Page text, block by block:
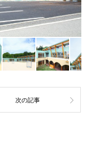
次の記事